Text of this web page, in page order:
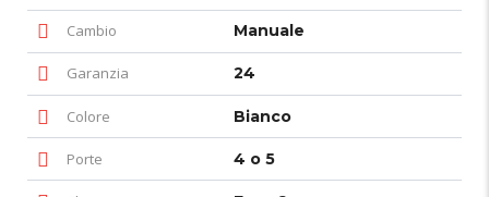
Cambio Manuale
Garanzia 24
Colore Bianco
Porte 4 o 5